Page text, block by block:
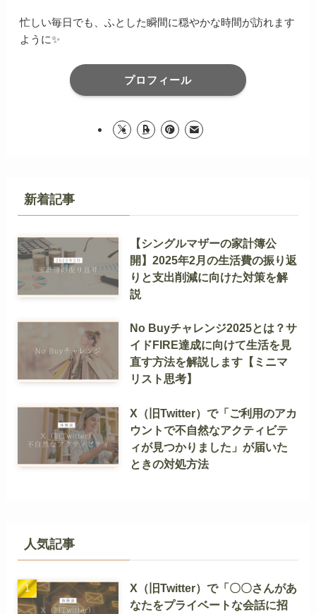
忙しい毎日でも、ふとした瞬間に穏やかな時間が訪れます
ように✨
プロフィール
新着記事
【シングルマザーの家計簿公
開】2025年2月の生活費の振り返
りと支出削減に向けた対策を解
説
No Buyチャレンジ2025とは？サ
イドFIRE達成に向けて生活を見
直す方法を解説します【ミニマ
リスト思考】
X（旧Twitter）で「ご利用のアカ
ウントで不自然なアクティビテ
ィが見つかりました」が届いた
ときの対処方法
人気記事
X（旧Twitter）で「〇〇さんがあ
なたをプライベートな会話に招